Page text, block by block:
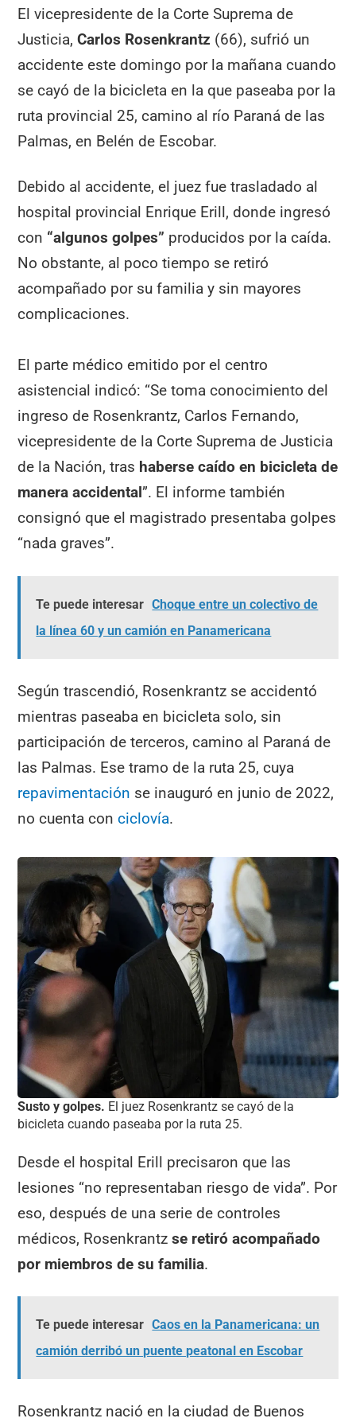
El vicepresidente de la Corte Suprema de
Justicia,Carlos Rosenkrantz (66), sufrió un
accidente este domingo por la mañana cuando
se cayó de la bicicleta en la que paseaba por la
ruta provincial 25, camino al río Paraná de las
Palmas, en Belén de Escobar.
Debido al accidente, el juez fue trasladado al
hospital provincial Enrique Erill, donde ingresó
con “algunos golpes” producidos por la caída.
No obstante, al poco tiempo se retiró
acompañado por su familia y sin mayores
complicaciones.
El parte médico emitido por el centro
asistencial indicó: “Se toma conocimiento del
ingreso de Rosenkrantz, Carlos Fernando,
vicepresidente de la Corte Suprema de Justicia
de la Nación, tras haberse caído en bicicleta de
manera accidental”. El informe también
consignó que el magistrado presentaba golpes
“nada graves”.
Te puede interesar Choque entre un colectivo de
la línea 60 y un camión en Panamericana
Según trascendió, Rosenkrantz se accidentó
mientras paseaba en bicicleta solo, sin
participación de terceros, camino al Paraná de
las Palmas. Ese tramo de la ruta 25, cuya
repavimentación se inauguró en junio de 2022,
no cuenta conciclovía.
Susto y golpes. El juez Rosenkrantz se cayó de la
bicicleta cuando paseaba por la ruta 25.
Desde el hospital Erill precisaron que las
lesiones “no representaban riesgo de vida”. Por
eso, después de una serie de controles
médicos, Rosenkrantzse retiró acompañado
por miembros de su familia.
Te puede interesar Caos en la Panamericana: un
camión derribó un puente peatonal en Escobar
Rosenkrantz nació en la ciudad de Buenos